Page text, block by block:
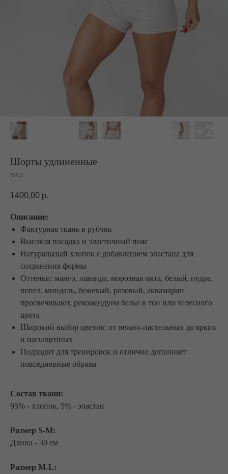
Шорты удлиненные
SKU:
1400,00 р.
Описание:
Фактурная ткань в рубчик
Высокая посадка и эластичный пояс
Натуральный хлопок с добавлением эластана для
сохранения формы
Оттенки: манго, лаванда, морозная мята, белый, пудра,
пепел, миндаль, бежевый, розовый, аквамарин
просвечивают, рекомендуем белье в тон или телесного
цвета
Широкий выбор цветов: от нежно-пастельных до ярких
и насыщенных
Подходит для тренировок и отлично дополняет
повседневные образы
Состав ткани:
95% - хлопок, 5% - эластан
Размер S-M:
Длина - 30 см
Размер M-L: